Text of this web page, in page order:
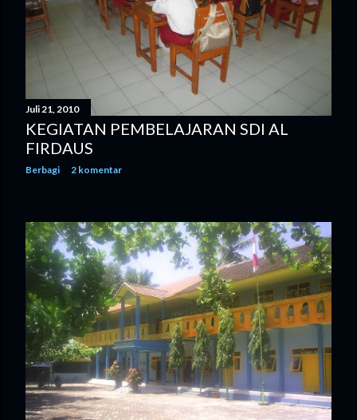
Juli 21, 2010
KEGIATAN PEMBELAJARAN SDI AL
FIRDAUS
Berbagi 2 komentar